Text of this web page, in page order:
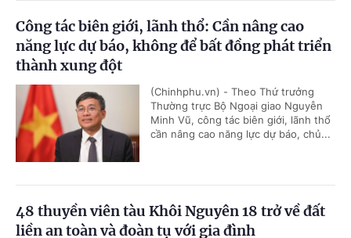
Công tác biên giới, lãnh thổ: Cần nâng cao
năng lực dự báo, không để bất đồng phát triển
thành xung đột
(Chinhphu.vn) - Theo Thứ trưởng
Thường trực Bộ Ngoại giao Nguyễn
Minh Vũ, công tác biên giới, lãnh thổ
cần nâng cao năng lực dự báo, chủ...
48 thuyền viên tàu Khôi Nguyên 18 trở về đất
liền an toàn và đoàn tụ với gia đình